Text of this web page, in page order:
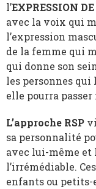
l’EXPRESSION
avec la voix qui
l’expression
de la femme qui
qui donne son
les personnes qui
elle pourra
L’approche RSP
sa personnalité
avec lui-même et
l’irrémédiable.
enfants ou petits-